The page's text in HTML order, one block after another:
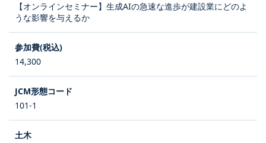
【オンラインセミナー】生成AIの急速な進歩が建設業にどのよ
うな影響を与えるか
14,300
101-1